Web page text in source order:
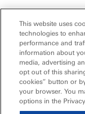
This website uses
technologies to
performance and
information about
media, advertising
opt out of this
cookies” button or
your browser. You
options in the